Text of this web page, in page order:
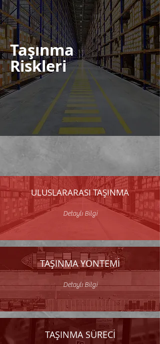
Görüntüle
Taşınma
Riskleri
ULUSLARARASI TAŞINMA
Detaylı Bilgi
TAŞINMA YÖNTEMİ
Detaylı Bilgi
TAŞINMA SÜRECİ